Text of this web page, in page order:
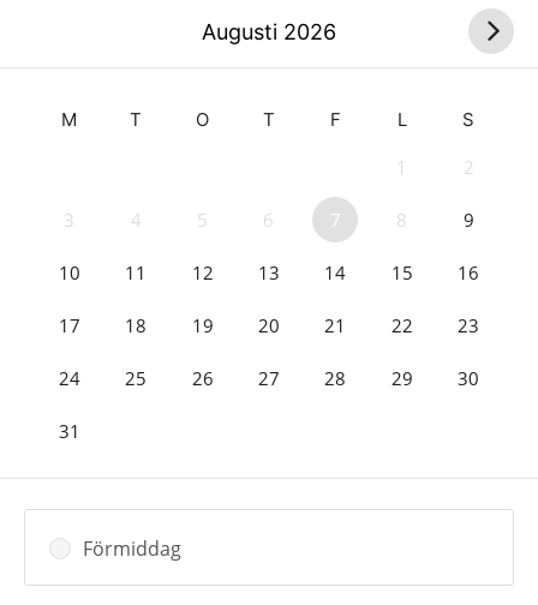
Augusti 2026
M T O T F L S
1 2
3 4 5 6 7 8 9
10 11 12 13 14 15 16
17 18 19 20 21 22 23
24 25 26 27 28 29 30
31
Förmiddag